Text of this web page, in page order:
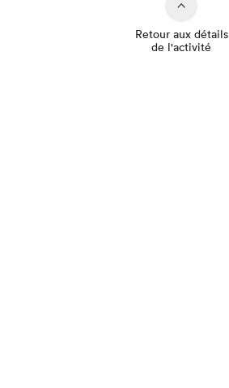
Retour aux détails
de l'activité